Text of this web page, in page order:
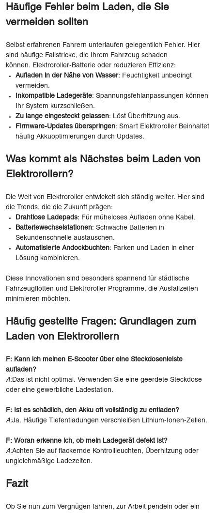
Häufige Fehler beim Laden, die Sie
vermeiden sollten
Selbst erfahrenen Fahrern unterlaufen gelegentlich Fehler. Hier
sind häufige Fallstricke, die Ihrem Fahrzeug schaden
können. Elektroroller-Batterie oder reduzieren Effizienz:
Aufladen in der Nähe von Wasser: Feuchtigkeit unbedingt
vermeiden.
Inkompatible Ladegeräte: Spannungsfehlanpassungen können
Ihr System kurzschließen.
Zu lange eingesteckt gelassen: Löst Überhitzung aus.
Firmware-Updates überspringen: Smart Elektroroller Beinhaltet
häufig Akkuoptimierungen durch Updates.
Was kommt als Nächstes beim Laden von
Elektrorollern?
Die Welt von Elektroroller entwickelt sich ständig weiter. Hier sind
die Trends, die die Zukunft prägen:
Drahtlose Ladepads: Für müheloses Aufladen ohne Kabel.
Batteriewechselstationen: Schwache Batterien in
Sekundenschnelle austauschen.
Automatisierte Andockbuchten: Parken und Laden in einer
Lösung kombinieren.
Diese Innovationen sind besonders spannend für städtische
Fahrzeugflotten und Elektroroller Programme, die Ausfallzeiten
minimieren möchten.
Häufig gestellte Fragen: Grundlagen zum
Laden von Elektrorollern
F: Kann ich meinen E-Scooter über eine Steckdosenleiste
aufladen?
A:Das ist nicht optimal. Verwenden Sie eine geerdete Steckdose
oder eine gewerbliche Ladestation.
F: Ist es schädlich, den Akku oft vollständig zu entladen?
A:Ja. Häufige Tiefentladungen verschleißen Lithium-Ionen-Zellen.
F: Woran erkenne ich, ob mein Ladegerät defekt ist?
A:Achten Sie auf flackernde Kontrollleuchten, Überhitzung oder
ungleichmäßige Ladezeiten.
Fazit
Ob Sie nun zum Vergnügen fahren, zur Arbeit pendeln oder ein